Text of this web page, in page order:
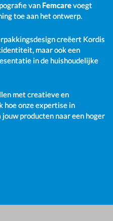
van Femcarevoegt
toe aan het ontwerp.
creëert Kordis
maar ook een
in de huishoudelijke
met creatieve en
hoe onze expertise in
jouw producten naar een hoger